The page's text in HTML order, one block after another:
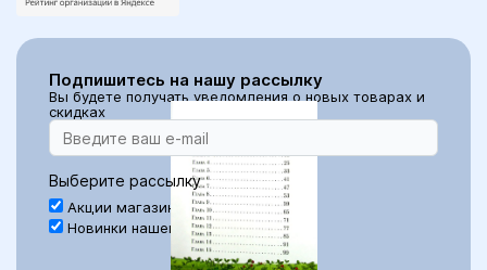
Подпишитесь на нашу рассылку
Вы будете получать уведомления о новых товарах и
скидках
Выберите рассылку
Акции магазина Библия для всех
Новинки нашего магазина